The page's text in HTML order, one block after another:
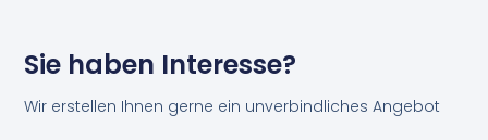
Sie haben Interesse?
Wir erstellen Ihnen gerne ein unverbindliches Angebot